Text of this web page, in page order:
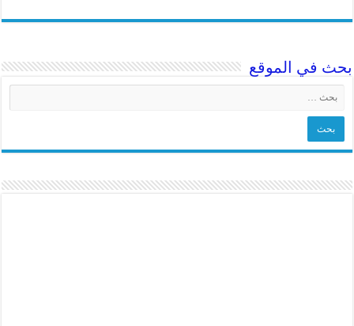
بحث في الموقع